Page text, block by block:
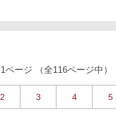
1ページ （全116ページ中）
2 3 4 5